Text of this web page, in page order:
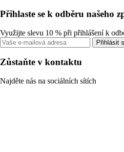
Přihlaste se k odběru našeho
Využijte slevu 10 % při přihlášení k
Přihlásit
Zůstaňte v kontaktu
Najděte nás na sociálních sítích